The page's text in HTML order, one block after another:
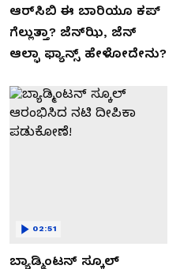
ಆರ್‌ಸಿಬಿ ಈ ಬಾರಿಯೂ ಕಪ್‌
ಗೆಲ್ಲುತ್ತಾ? ಜೆನ್‌ಝಿ, ಜೆನ್‌
ಆಲ್ಫಾ ಫ್ಯಾನ್ಸ್ ಹೇಳೋದೇನು?
ಬ್ಯಾಡ್ಮಿಂಟನ್ ಸ್ಕೂಲ್​
02:51